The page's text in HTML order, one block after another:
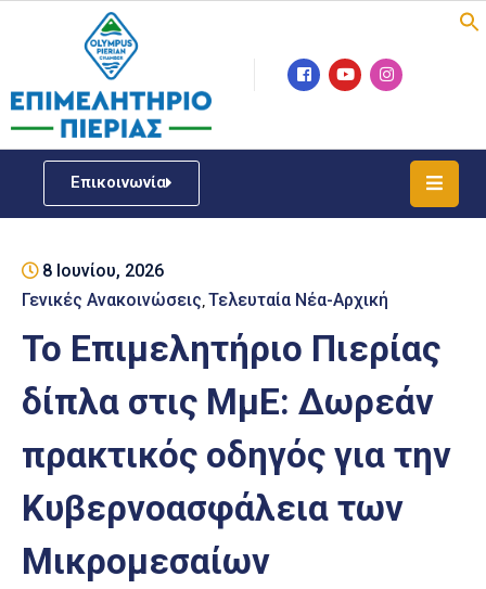
Επικοινωνία
Επιμελητήριο
Νέα
ΓΕΜΗ
Υποστήριξη
Έκθεση
Παραδοσιακών
Επαγγελμάτων
Έκθεση
ΕΒΕΠ-
8 Ιουνίου, 2026
Γενικές Ανακοινώσεις Τελευταία Νέα-Αρχική
Το Επιμελητήριο Πιερίας
δίπλα στις ΜμΕ: Δωρεάν
πρακτικός οδηγός για την
Κυβερνοασφάλεια των
Μικρομεσαίων